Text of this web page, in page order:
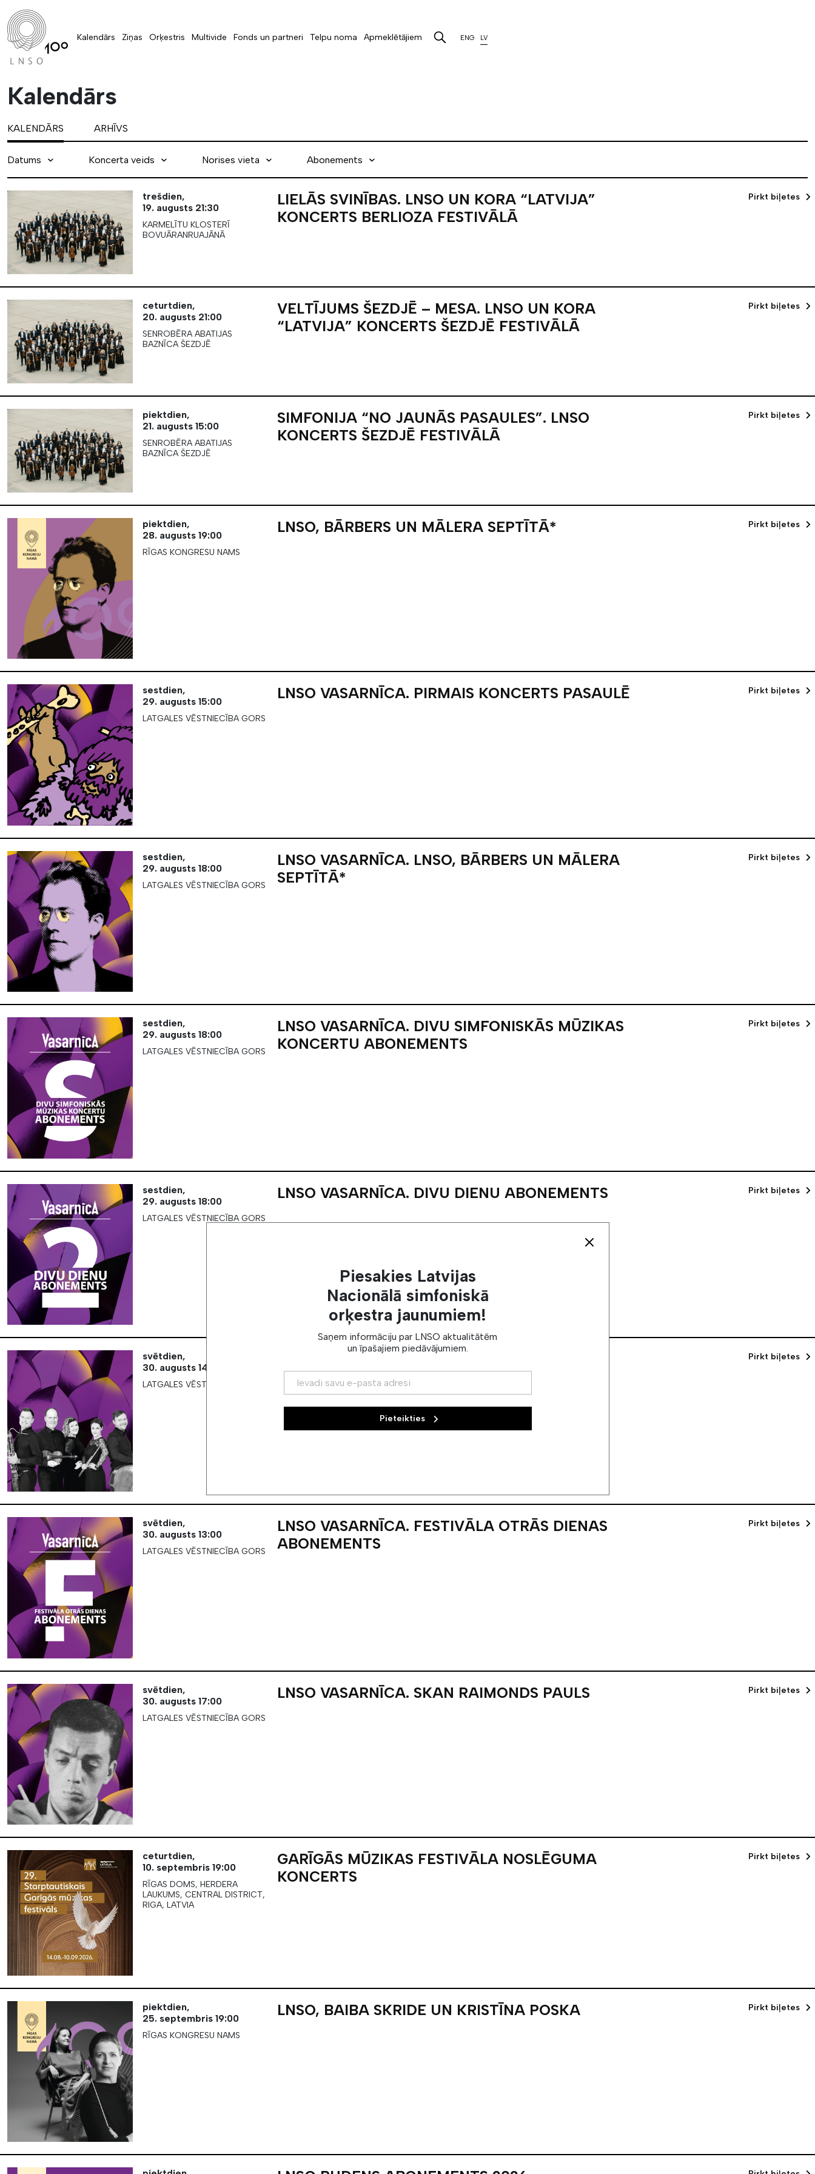
Kalendārs Ziņas Orķestris Multivide Fonds un partneri Telpu noma Apmeklētājiem ENG LV
Kalendārs
KALENDĀRS ARHĪVS
Datums Koncerta veids Norises vieta Abonements
trešdien,
19. augusts 21:30
KARMELĪTU KLOSTERĪ
BOVUĀRANRUAJĀNĀ
LIELĀS SVINĪBAS. LNSO UN KORA “LATVIJA”
KONCERTS BERLIOZA FESTIVĀLĀ
Pirkt biļetes
ceturtdien,
20. augusts 21:00
SENROBĒRA ABATIJAS
BAZNĪCA ŠEZDJĒ
VELTĪJUMS ŠEZDJĒ – MESA. LNSO UN KORA
“LATVIJA” KONCERTS ŠEZDJĒ FESTIVĀLĀ
Pirkt biļetes
piektdien,
21. augusts 15:00
SENROBĒRA ABATIJAS
BAZNĪCA ŠEZDJĒ
SIMFONIJA “NO JAUNĀS PASAULES”. LNSO
KONCERTS ŠEZDJĒ FESTIVĀLĀ
Pirkt biļetes
piektdien,
28. augusts 19:00
RĪGAS KONGRESU NAMS
LNSO, BĀRBERS UN MĀLERA SEPTĪTĀ* Pirkt biļetes
sestdien,
29. augusts 15:00
LATGALES VĒSTNIECĪBA GORS
LNSO VASARNĪCA. PIRMAIS KONCERTS PASAULĒ Pirkt biļetes
sestdien,
29. augusts 18:00
LATGALES VĒSTNIECĪBA GORS
LNSO VASARNĪCA. LNSO, BĀRBERS UN MĀLERA
SEPTĪTĀ*
Pirkt biļetes
sestdien,
29. augusts 18:00
LATGALES VĒSTNIECĪBA GORS
LNSO VASARNĪCA. DIVU SIMFONISKĀS MŪZIKAS
KONCERTU ABONEMENTS
Pirkt biļetes
sestdien,
29. augusts 18:00
LATGALES VĒSTNIECĪBA GORS
LNSO VASARNĪCA. DIVU DIENU ABONEMENTS Pirkt biļetes
svētdien,
30. augusts 14:00
LATGALES VĒSTNIECĪBA GORS
LNSO VASARNĪCA. BAROKS UN TANGO.
KAMERMŪZIKA
Pirkt biļetes
svētdien,
30. augusts 13:00
LATGALES VĒSTNIECĪBA GORS
LNSO VASARNĪCA. FESTIVĀLA OTRĀS DIENAS
ABONEMENTS
Pirkt biļetes
svētdien,
30. augusts 17:00
LATGALES VĒSTNIECĪBA GORS
LNSO VASARNĪCA. SKAN RAIMONDS PAULS Pirkt biļetes
ceturtdien,
10. septembris 19:00
RĪGAS DOMS, HERDERA
LAUKUMS, CENTRAL DISTRICT,
RIGA, LATVIA
GARĪGĀS MŪZIKAS FESTIVĀLA NOSLĒGUMA
KONCERTS
Pirkt biļetes
piektdien,
25. septembris 19:00
RĪGAS KONGRESU NAMS
LNSO, BAIBA SKRIDE UN KRISTĪNA POSKA Pirkt biļetes
Piesakies Latvijas
Nacionālā simfoniskā
orķestra jaunumiem!
Saņem informāciju par LNSO aktualitātēm
un īpašajiem piedāvājumiem.
Pieteikties